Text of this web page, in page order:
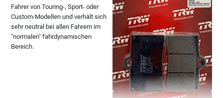
Fahrer von Touring-, Sport- oder
Custom-Modellen und verhält sich
sehr neutral bei allen Fahrern im
"normalen" fahrdynamischen
Bereich.